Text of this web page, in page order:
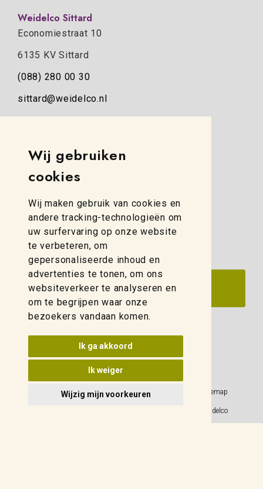
Wij gebruiken
cookies
Wij maken gebruik van cookies en
andere tracking-technologieën om
uw surfervaring op onze website
te verbeteren, om
gepersonaliseerde inhoud en
advertenties te tonen, om ons
websiteverkeer te analyseren en
om te begrijpen waar onze
bezoekers vandaan komen.
Ik ga akkoord
Ik weiger
Wijzig mijn voorkeuren
Weidelco Sittard
Economiestraat 10
6135 KV Sittard
(088) 280 00 30
sittard@weidelco.nl
Simon Stevinweg 8
8013 NB Zwolle
zwolle@weidelco.nl
Update cookies voorkeuren
Privacy Policy Sitemap
© 2026 Weidelco